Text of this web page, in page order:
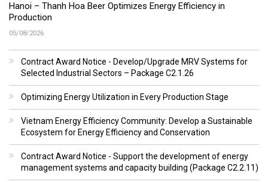
Hanoi – Thanh Hoa Beer Optimizes Energy Efficiency in
Production
05/08/2026
Contract Award Notice - Develop/Upgrade MRV Systems for
Selected Industrial Sectors – Package C2.1.26
Optimizing Energy Utilization in Every Production Stage
Vietnam Energy Efficiency Community: Develop a Sustainable
Ecosystem for Energy Efficiency and Conservation
Contract Award Notice - Support the development of energy
management systems and capacity building (Package C2.2.11)